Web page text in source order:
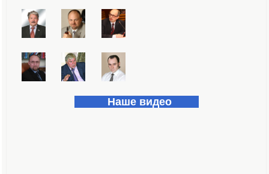
Наше видео